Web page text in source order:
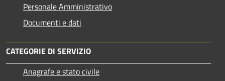
Personale Amministrativo
Documenti e dati
CATEGORIE DI SERVIZIO
Anagrafe e stato civile